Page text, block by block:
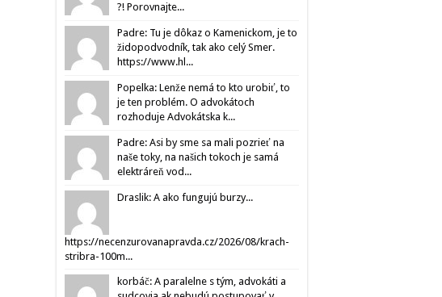
?! Porovnajte...
Padre: Tu je dôkaz o Kamenickom, je to
židopodvodník, tak ako celý Smer.
https://www.hl...
Popelka: Lenže nemá to kto urobiť, to
je ten problém. O advokátoch
rozhoduje Advokátska k...
Padre: Asi by sme sa mali pozrieť na
naše toky, na našich tokoch je samá
elektráreň vod...
Draslik: A ako fungujú burzy...
https://necenzurovanapravda.cz/2026/08/krach-
stribra-100m...
korbáč: A paralelne s tým, advokáti a